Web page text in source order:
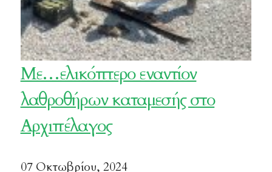
Mε…ελικόπτερο εναντίον
λαθροθήρων καταμεσής στο
Αρχιπέλαγος
07 Οκτωβρίου, 2024